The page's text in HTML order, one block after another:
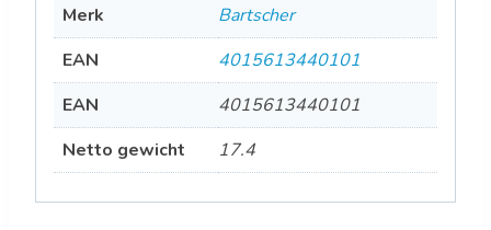
Merk
Bartscher
EAN
4015613440101
EAN
4015613440101
Netto gewicht
17.4